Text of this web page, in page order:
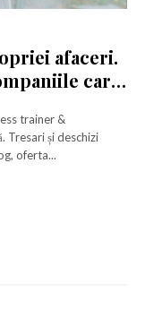
afaceri.
care
trainer &
te rog, oferta...